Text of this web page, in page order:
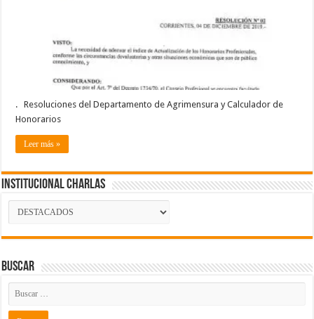
. Resoluciones del Departamento de Agrimensura y Calculador de
Honorarios
Leer más »
Institucional Charlas
Institucional
Charlas
Buscar